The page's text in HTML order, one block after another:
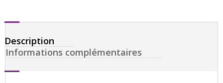
Description
Informations complémentaires